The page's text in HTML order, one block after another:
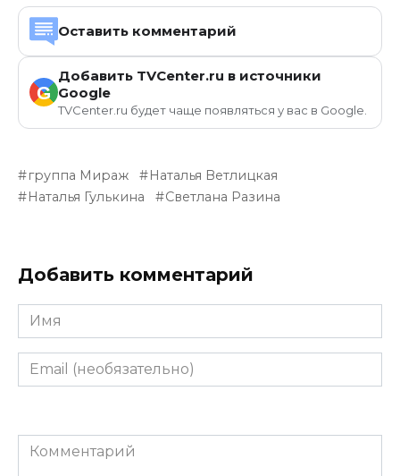
Оставить комментарий
G
Добавить TVCenter.ru в источники
Google
TVCenter.ru будет чаще появляться у вас в Google.
группа Мираж
Наталья Ветлицкая
Наталья Гулькина
Светлана Разина
Добавить комментарий
Имя
Email
(необязательно)
Комментарий